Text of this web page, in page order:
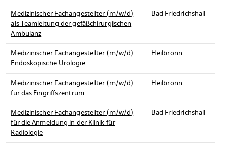
Medizinischer Fachangestellter (m/w/d)
als Teamleitung der gefäßchirurgischen
Ambulanz
Bad Friedrichshall
Medizinischer Fachangestellter (m/w/d)
Endoskopische Urologie
Heilbronn
Medizinischer Fachangestellter (m/w/d)
für das Eingriffszentrum
Heilbronn
Medizinischer Fachangestellter (m/w/d)
für die Anmeldung in der Klinik für
Radiologie
Bad Friedrichshall